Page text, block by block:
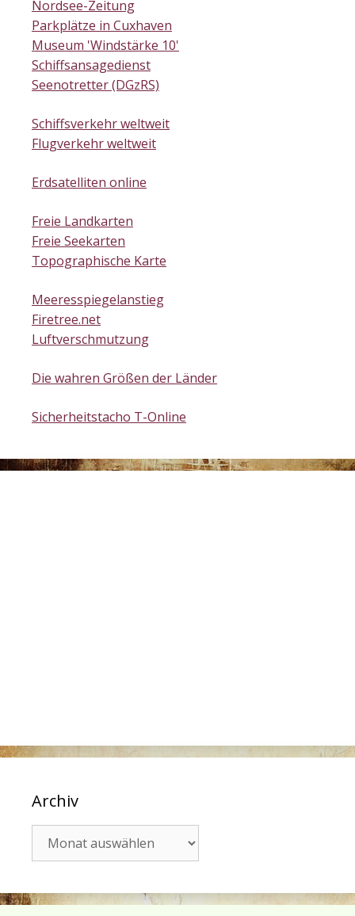
Nordsee-Zeitung
Parkplätze in Cuxhaven
Museum 'Windstärke 10'
Schiffsansagedienst
Seenotretter (DGzRS)
Schiffsverkehr weltweit
Flugverkehr weltweit
Erdsatelliten online
Freie Landkarten
Freie Seekarten
Topographische Karte
Meeresspiegelanstieg
Firetree.net
Luftverschmutzung
Die wahren Größen der Länder
Sicherheitstacho T-Online
Archiv